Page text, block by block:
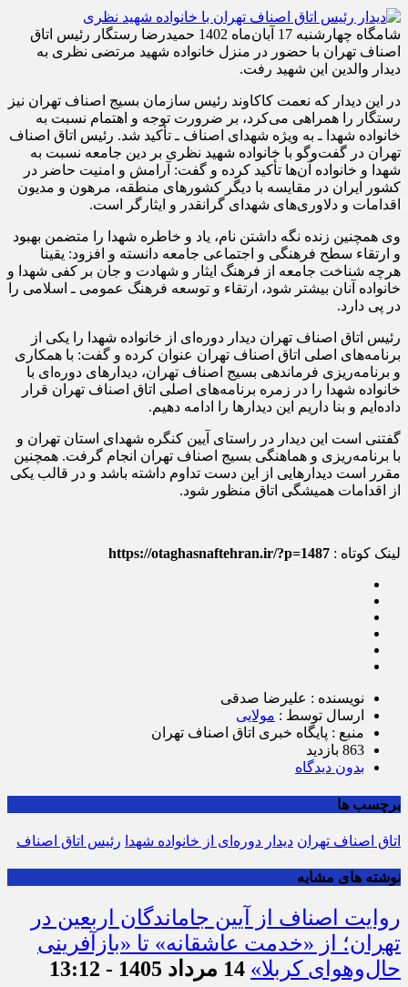
شامگاه چهارشنبه 17 آبان‌ماه 1402 حمیدرضا رستگار رئیس اتاق
اصناف تهران با حضور در منزل خانواده شهید مرتضی نظری به
دیدار والدین این شهید رفت.
در این دیدار که نعمت کاکاوند رئیس سازمان بسیج اصناف تهران نیز
رستگار را همراهی می‌کرد، بر ضرورت توجه و اهتمام نسبت به
خانواده شهدا ـ به ویژه شهدای اصناف ـ تأکید شد. رئیس اتاق اصناف
تهران در گفت‌وگو با خانواده شهید نظری بر دین جامعه نسبت به
شهدا و خانواده آن‌ها تأکید کرده و گفت: آرامش و امنیت حاضر در
کشور ایران در مقایسه با دیگر کشورهای منطقه، مرهون و مدیون
اقدامات و دلاوری‌های شهدای گرانقدر و ایثارگر است.
وی همچنین زنده نگه داشتن نام، یاد و خاطره شهدا را متضمن بهبود
و ارتقاء سطح فرهنگی و اجتماعی جامعه دانسته و افزود: یقینا
هرچه شناخت جامعه از فرهنگ ایثار و شهادت و جان بر کفی شهدا و
خانواده آنان بیشتر شود، ارتقاء و توسعه فرهنگ عمومی ـ اسلامی را
در پی دارد.
رئیس اتاق اصناف تهران دیدار دوره‌ای از خانواده شهدا را یکی از
برنامه‌های اصلی اتاق اصناف تهران عنوان کرده و گفت: با همکاری
و برنامه‌ریزی فرماندهی بسیج اصناف تهران، دیدارهای دوره‌ای با
خانواده شهدا را در زمره برنامه‌های اصلی اتاق اصناف تهران قرار
داده‌ایم و بنا داریم این دیدارها را ادامه دهیم.
گفتنی است این دیدار در راستای آیین کنگره شهدای استان تهران و
با برنامه‌ریزی و هماهنگی بسیج اصناف تهران انجام گرفت. همچنین
مقرر است دیدارهایی از این دست تداوم داشته باشد و در قالب یکی
از اقدامات همیشگی اتاق منظور شود.
لینک کوتاه : https://otaghasnaftehran.ir/?p=1487
نویسنده : علیرضا صدقی
ارسال توسط : مولایی
منبع : پایگاه خبری اتاق اصناف تهران
863 بازدید
بدون دیدگاه
برچسب ها
اتاق اصناف تهران دیدار دوره‌ای از خانواده شهدا رئیس اتاق اصناف
نوشته های مشابه
روایت اصناف از آیین جاماندگان اربعین در
تهران؛ از «خدمت عاشقانه» تا «بازآفرینی
حال‌وهوای کربلا» 14 مرداد 1405 - 13:12